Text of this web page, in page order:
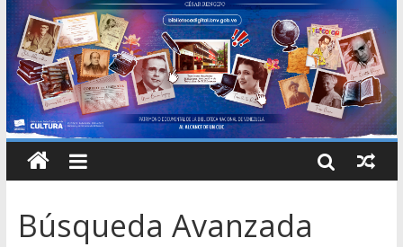
Gaceta Oficial de la República de Venezuela año CXXXIII Mes V,
Caracas 09 de marzo de 2006 N° 38.394
Catálogo temático de obras de Modesta Bor
Búsqueda Avanzada